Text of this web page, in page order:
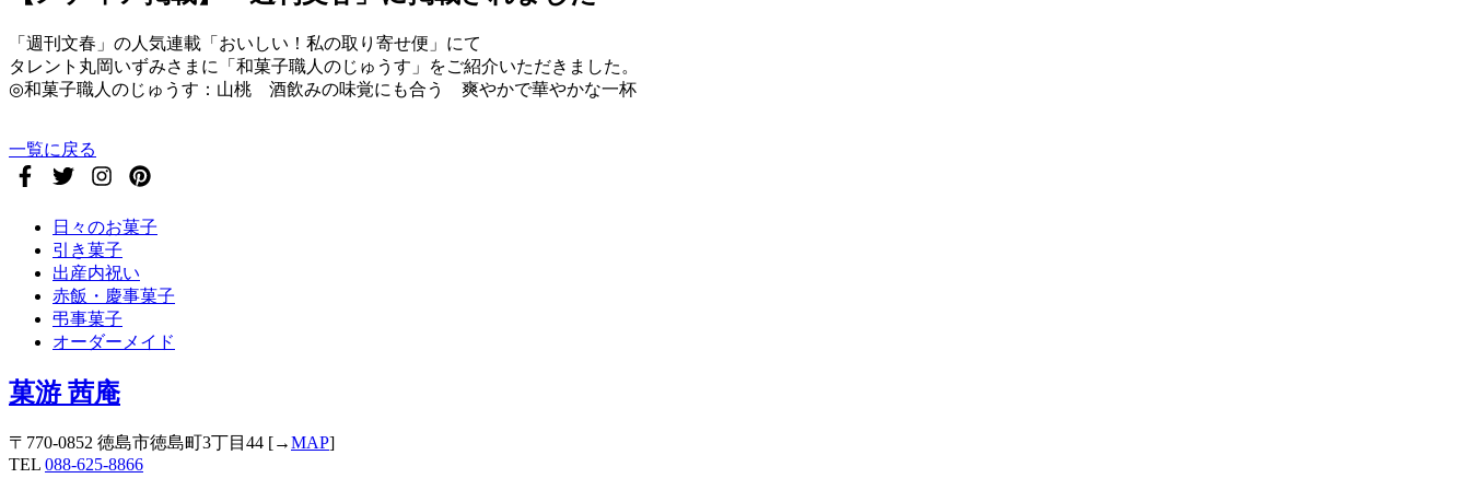
「週刊文春」の人気連載「おいしい！私の取り寄せ便」にて
タレント丸岡いずみさまに「和菓子職人のじゅうす」をご紹介いただきました。
◎和菓子職人のじゅうす：山桃 酒飲みの味覚にも合う 爽やかで華やかな一杯
一覧に戻る
日々のお菓子
引き菓子
出産内祝い
赤飯・慶事菓子
弔事菓子
オーダーメイド
菓游 茜庵
〒770-0852 徳島市徳島町3丁目44 [→MAP]
TEL 088-625-8866